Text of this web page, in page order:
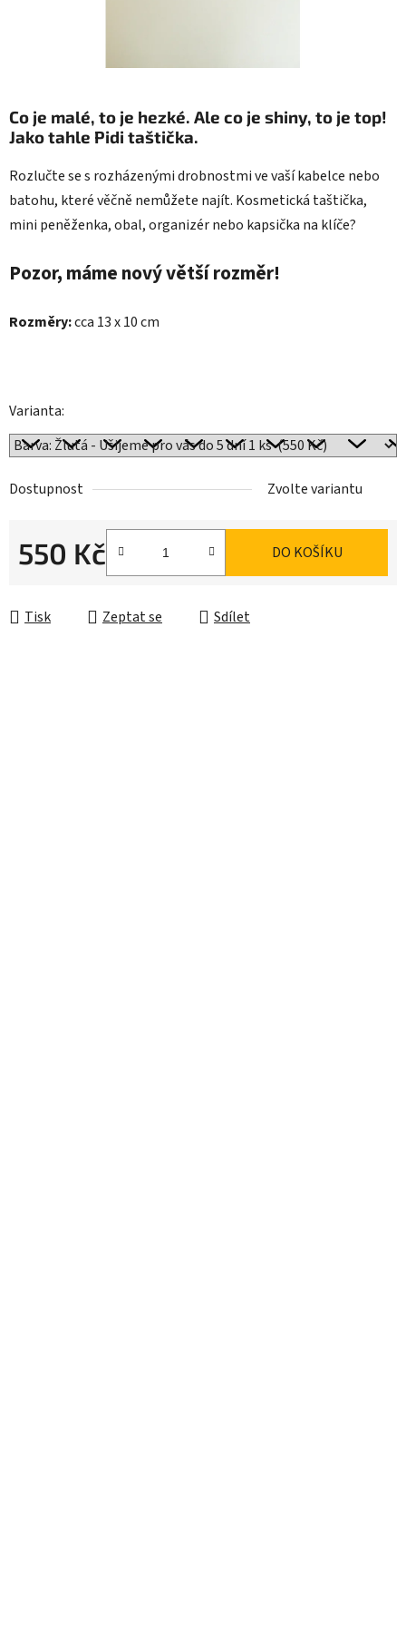
Co je malé, to je hezké. Ale co je shiny, to je top!
Jako tahle Pidi taštička.
Rozlučte se s rozházenými drobnostmi ve vaší kabelce nebo
batohu, které věčně nemůžete najít. Kosmetická taštička,
mini peněženka, obal, organizér nebo kapsička na klíče?
Pozor, máme nový větší rozměr!
Rozměry:cca 13 x 10 cm
Varianta:
Dostupnost Zvolte variantu
550 Kč DO KOŠÍKU
Tisk Zeptat se Sdílet